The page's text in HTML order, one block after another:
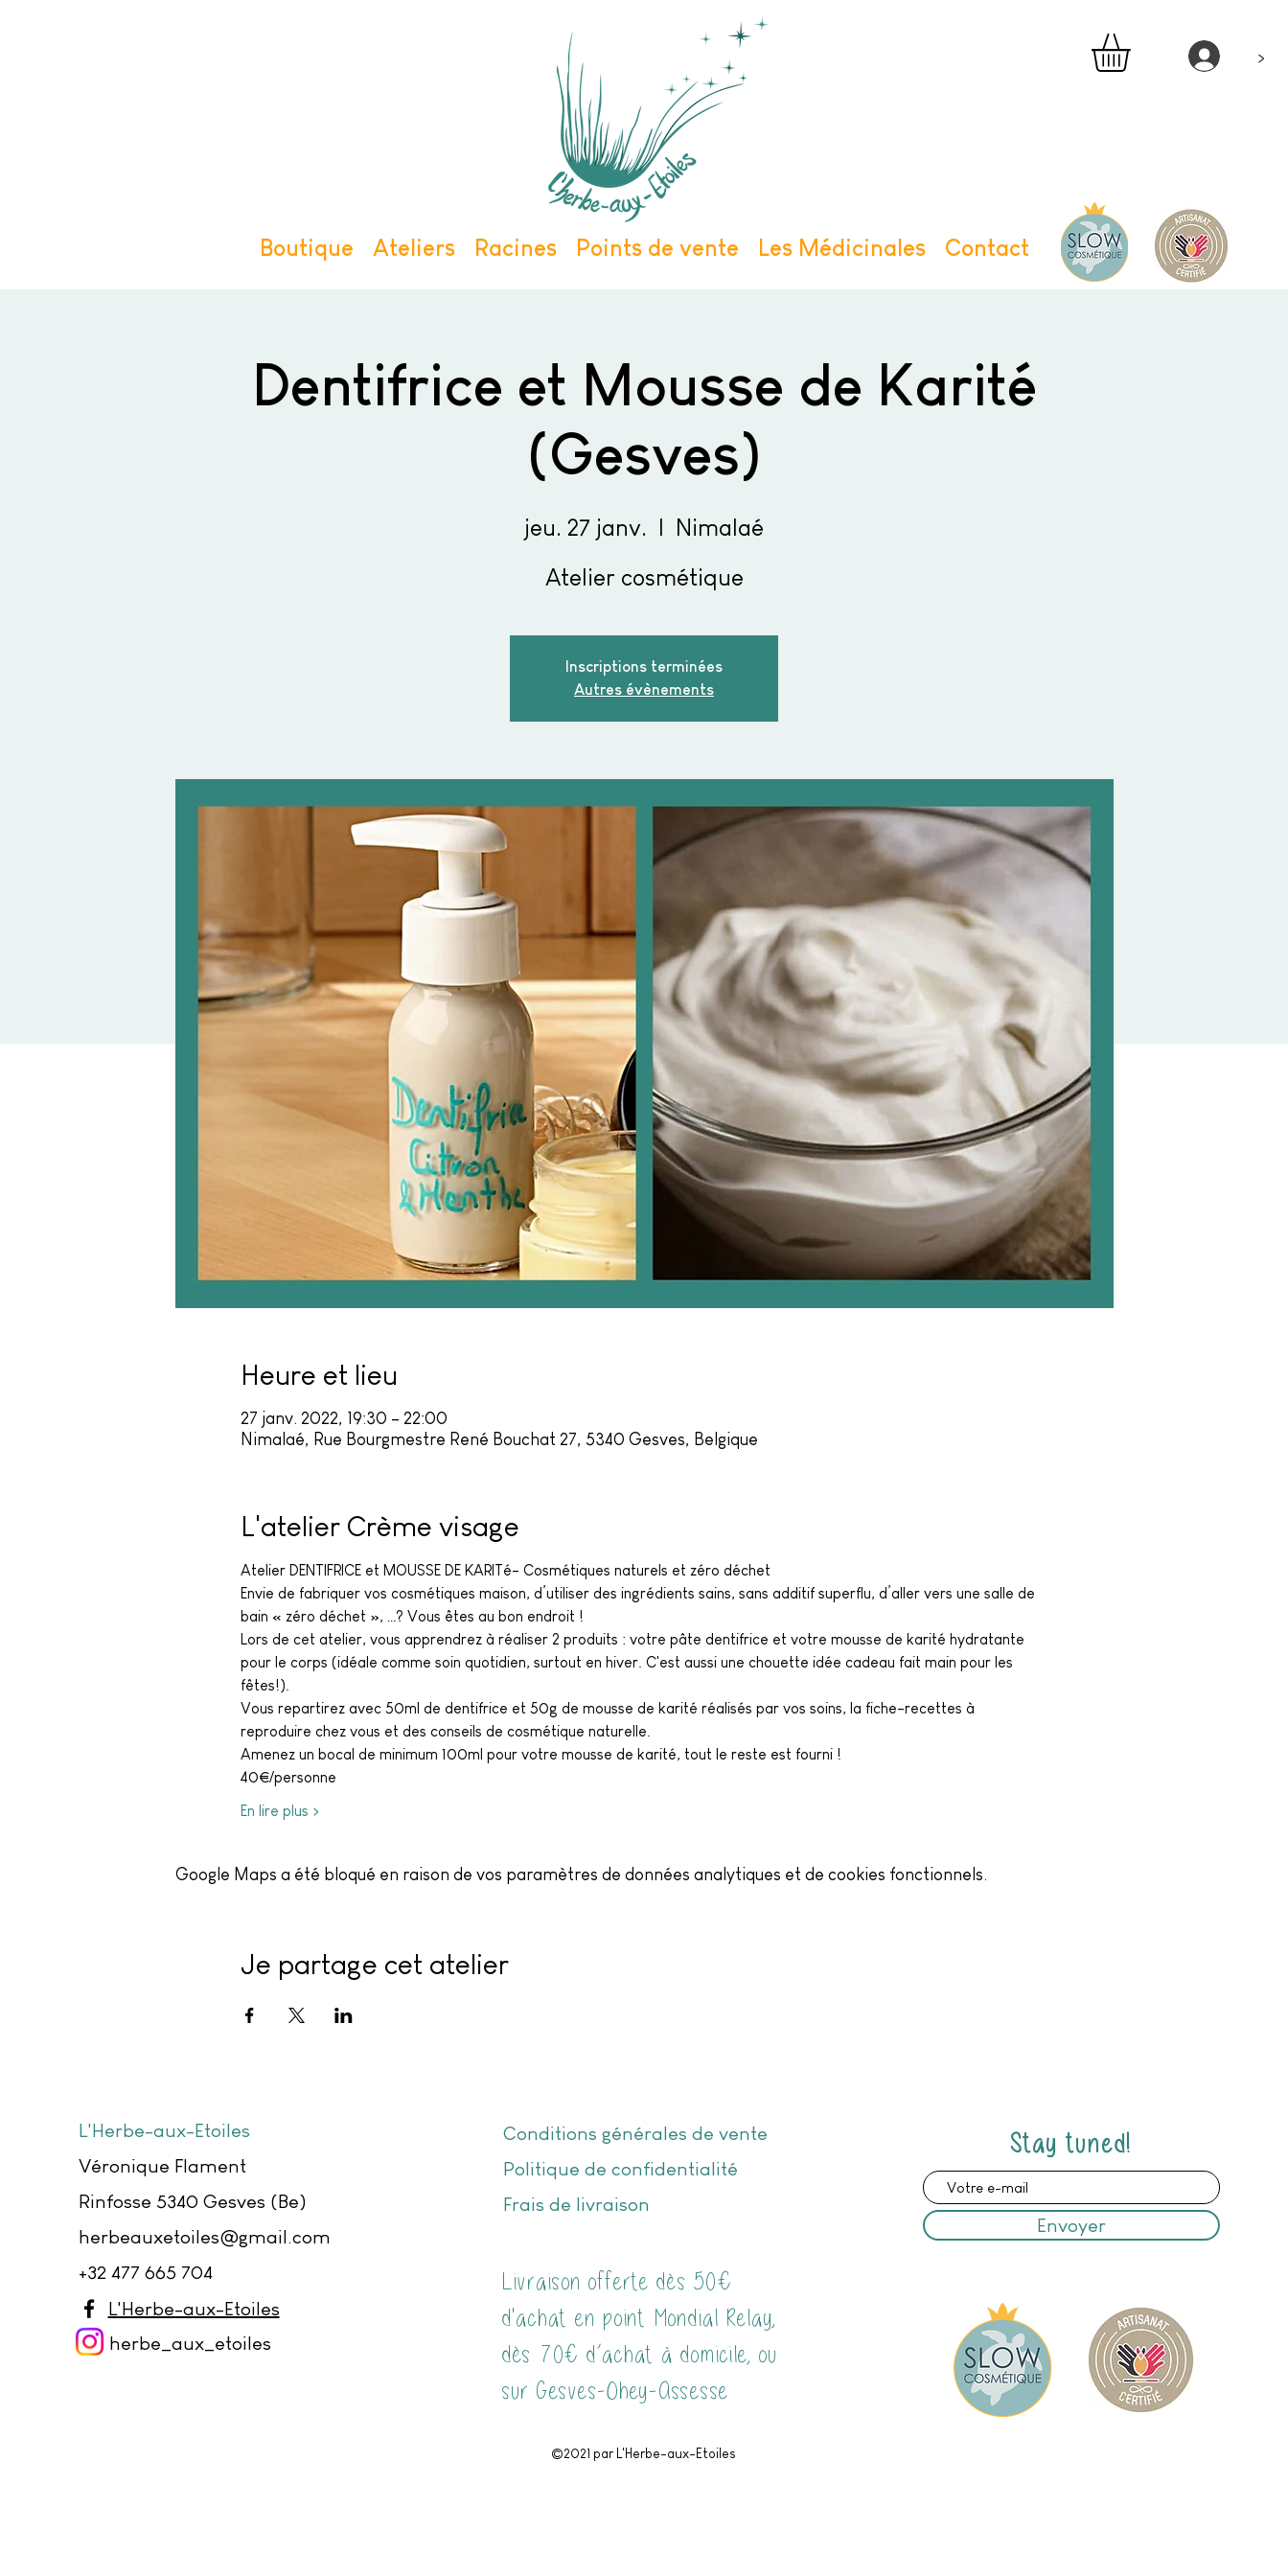
Boutique Ateliers Racines Points de vente Les Médicinales Contact
>
Dentifrice et Mousse de Karité
(Gesves)
jeu. 27 janv.
  |
Nimalaé
Atelier cosmétique
Inscriptions terminées
Autres évènements
Heure et lieu
27 janv. 2022, 19:30 – 22:00
Nimalaé, Rue Bourgmestre René Bouchat 27, 5340 Gesves, Belgique
L'atelier Crème visage
Atelier DENTIFRICE et MOUSSE DE KARITé- Cosmétiques naturels et zéro déchet
Envie de fabriquer vos cosmétiques maison, d’utiliser des ingrédients sains, sans additif superflu, d’aller vers une salle de
bain « zéro déchet », …? Vous êtes au bon endroit !
Lors de cet atelier, vous apprendrez à réaliser 2 produits : votre pâte dentifrice et votre mousse de karité hydratante
pour le corps (idéale comme soin quotidien, surtout en hiver. C'est aussi une chouette idée cadeau fait main pour les
fêtes!).
Vous repartirez avec 50ml de dentifrice et 50g de mousse de karité réalisés par vos soins, la fiche-recettes à
reproduire chez vous et des conseils de cosmétique naturelle.
Amenez un bocal de minimum 100ml pour votre mousse de karité, tout le reste est fourni !
40€/personne
En lire plus >
Google Maps a été bloqué en raison de vos paramètres de données analytiques et de cookies fonctionnels.
Je partage cet atelier
L'Herbe-aux-Etoiles
Véronique Flament
Rinfosse 5340 Gesves (Be)
herbeauxetoiles@gmail.com
+32 477 665 704
L'Herbe-aux-Etoiles
herbe_aux_etoiles
Conditions générales de vente
Politique de confidentialité
Frais de livraison
Livraison offerte dès 50€
d'achat en point Mondial Relay,
dès 70€ d’achat à domicile, ou
sur Gesves-Ohey-Assesse
©2021 par L'Herbe-aux-Etoiles
Stay tuned!
Envoyer